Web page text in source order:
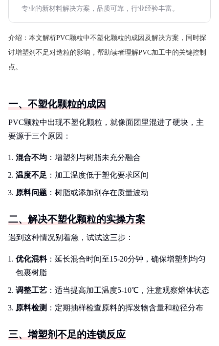
专业的新材料解决方案，品质可靠，行业经验丰富。
介绍： 本文解析PVC颗粒中不塑化颗粒的成因及解决方案，同时探
讨增塑剂不足对造粒的影响，帮助读者理解PVC加工中的关键控制
点。
一、不塑化颗粒的成因
PVC颗粒中出现不塑化颗粒，就像面团里混进了硬块，主
要源于三个原因：
混合不均 ：增塑剂与树脂未充分融合
温度不足 ：加工温度低于塑化要求区间
原料问题 ：树脂或添加剂存在质量波动
二、解决不塑化颗粒的实操方案
遇到这种情况别着急，试试这三步：
优化混料：延长混合时间至15-20分钟，确保增塑剂均匀
包裹树脂
调整工艺 ：适当提高加工温度5-10℃，注意观察熔体状态
原料检测 ：定期抽样检查原料的挥发物含量和粒径分布
三、增塑剂不足的连锁反应